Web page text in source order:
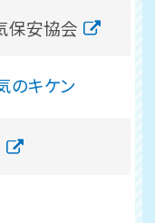
保安協会
のキケン